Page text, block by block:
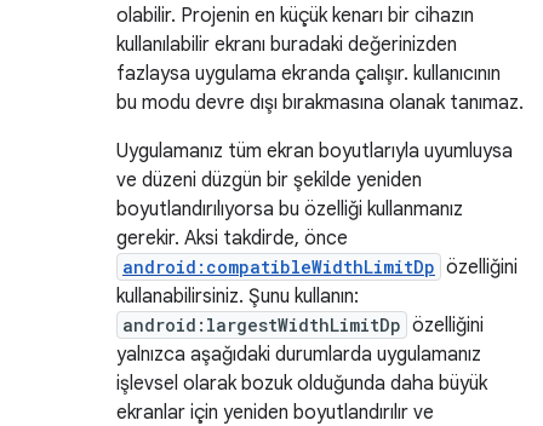
olabilir. Projenin en küçük kenarı bir cihazın
kullanılabilir ekranı buradaki değerinizden
fazlaysa uygulama ekranda çalışır. kullanıcının
bu modu devre dışı bırakmasına olanak tanımaz.
Uygulamanız tüm ekran boyutlarıyla uyumluysa
ve düzeni düzgün bir şekilde yeniden
boyutlandırılıyorsa bu özelliği kullanmanız
gerekir. Aksi takdirde, önce
android:compatibleWidthLimitDp özelliğini
kullanabilirsiniz. Şunu kullanın:
android:largestWidthLimitDp özelliğini
yalnızca aşağıdaki durumlarda uygulamanız
işlevsel olarak bozuk olduğunda daha büyük
ekranlar için yeniden boyutlandırılır ve